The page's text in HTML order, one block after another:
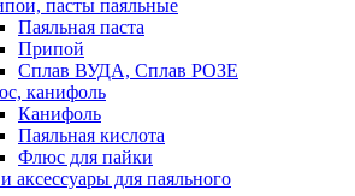
пасты паяльные
Паяльная паста
Припой
Сплав ВУДА, Сплав РОЗЕ
канифоль
Канифоль
Паяльная кислота
Флюс для пайки
аксессуары для паяльного